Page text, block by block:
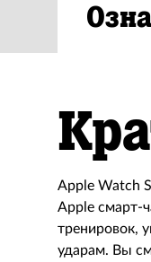
Apple Watch
Apple смарт-
тренировок,
ударам. Вы